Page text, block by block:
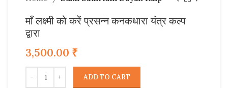
माँ लक्ष्मी को करें प्रसन्न कनकधारा यंत्र कल्प
द्वारा
3,500.00 ₹
ADD TO CART